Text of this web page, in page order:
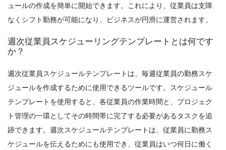
あなたのビジネスを自動化するために使用
できる最高の毎日のスケジュールメーカー
Michelle Jaco Oct 12, 2020
5 仕事のスケジューリング災害を防ぐ方法
Michelle Jaco Oct 12, 2020
Scheduling
あなたのスケジューリングプラクティスを
Management
あなたのモチベーションを維持するための
Michelle Jaco Oct 12, 2020
Management
レストランマネージャーの時間管理として
Michelle Jaco Oct 12, 2020
Management
ュールの作成を簡単に開始できます。これにより、従業員は支障
なくシフト勤務が可能になり、ビジネスが円滑に運営されます。
週次従業員スケジューリングテンプレートとは何です
か？
週次従業員スケジュールテンプレートは、毎週従業員の勤務スケ
ジュールを作成するために使用できるツールです。スケジュール
テンプレートを使用すると、各従業員の作業時間と、プロジェク
ト管理の一環としてその時間帯に完了する必要があるタスクを追
跡できます。週次スケジュールテンプレートは、従業員に勤務ス
ケジュールを伝えるためにも使用でき、従業員はいつ何日に働く